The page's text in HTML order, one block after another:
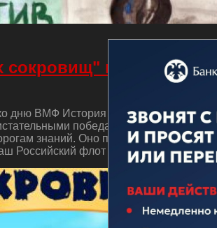
сокровищ" ко дню ВМФ
дню ВМФ История отечественного
победами над
знаний. Оно посвящается
флот и сделавших очень